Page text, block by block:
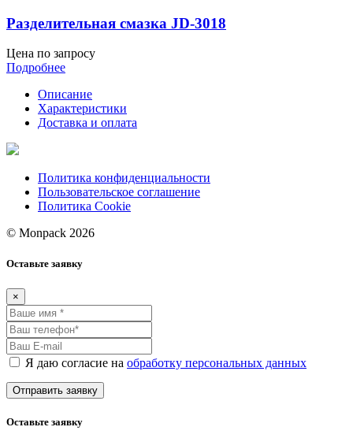
Разделительная смазка JD-3018
Цена по запросу
Подробнее
Описание
Характеристики
Доставка и оплата
Политика конфиденциальности
Пользовательское соглашение
Политика Cookie
© Monpack 2026
Оставьте заявку
×
Я даю согласие на обработку персональных данных
Оставьте заявку